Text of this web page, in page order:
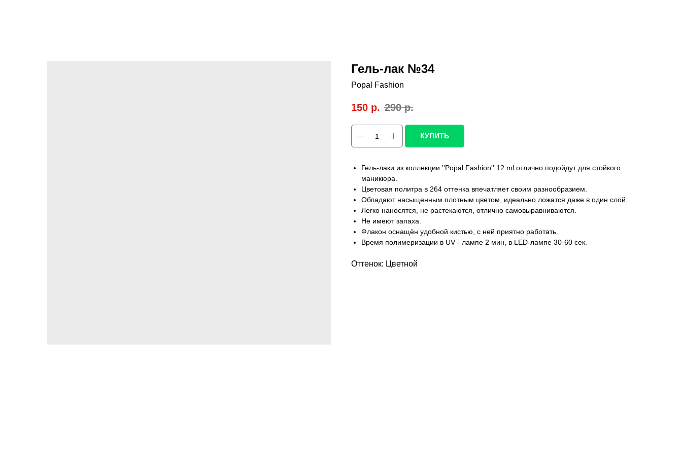
Гель-лак №34
Popal Fashion
150 р. 290 р.
КУПИТЬ
Гель-лаки из коллекции ''Popal Fashion'' 12 ml отлично подойдут для стойкого
маникюра.
Цветовая политра в 264 оттенка впечатляет своим разнообразием.
Обладают насыщенным плотным цветом, идеально ложатся даже в один слой.
Легко наносятся, не растекаются, отлично самовыравниваются.
Не имеют запаха.
Флакон оснащён удобной кистью, с ней приятно работать.
Время полимеризации в UV - лампе 2 мин, в LED-лампе 30-60 сек.
Оттенок: Цветной